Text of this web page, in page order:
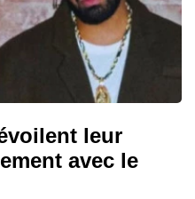
leur
avec le